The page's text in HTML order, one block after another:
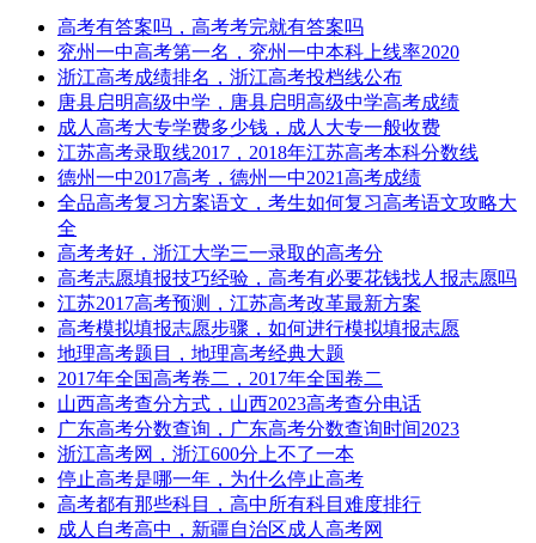
高考有答案吗，高考考完就有答案吗
兖州一中高考第一名，兖州一中本科上线率2020
浙江高考成绩排名，浙江高考投档线公布
唐县启明高级中学，唐县启明高级中学高考成绩
成人高考大专学费多少钱，成人大专一般收费
江苏高考录取线2017，2018年江苏高考本科分数线
德州一中2017高考，德州一中2021高考成绩
全品高考复习方案语文，考生如何复习高考语文攻略大
全
高考考好，浙江大学三一录取的高考分
高考志愿填报技巧经验，高考有必要花钱找人报志愿吗
江苏2017高考预测，江苏高考改革最新方案
高考模拟填报志愿步骤，如何进行模拟填报志愿
地理高考题目，地理高考经典大题
2017年全国高考卷二，2017年全国卷二
山西高考查分方式，山西2023高考查分电话
广东高考分数查询，广东高考分数查询时间2023
浙江高考网，浙江600分上不了一本
停止高考是哪一年，为什么停止高考
高考都有那些科目，高中所有科目难度排行
成人自考高中，新疆自治区成人高考网